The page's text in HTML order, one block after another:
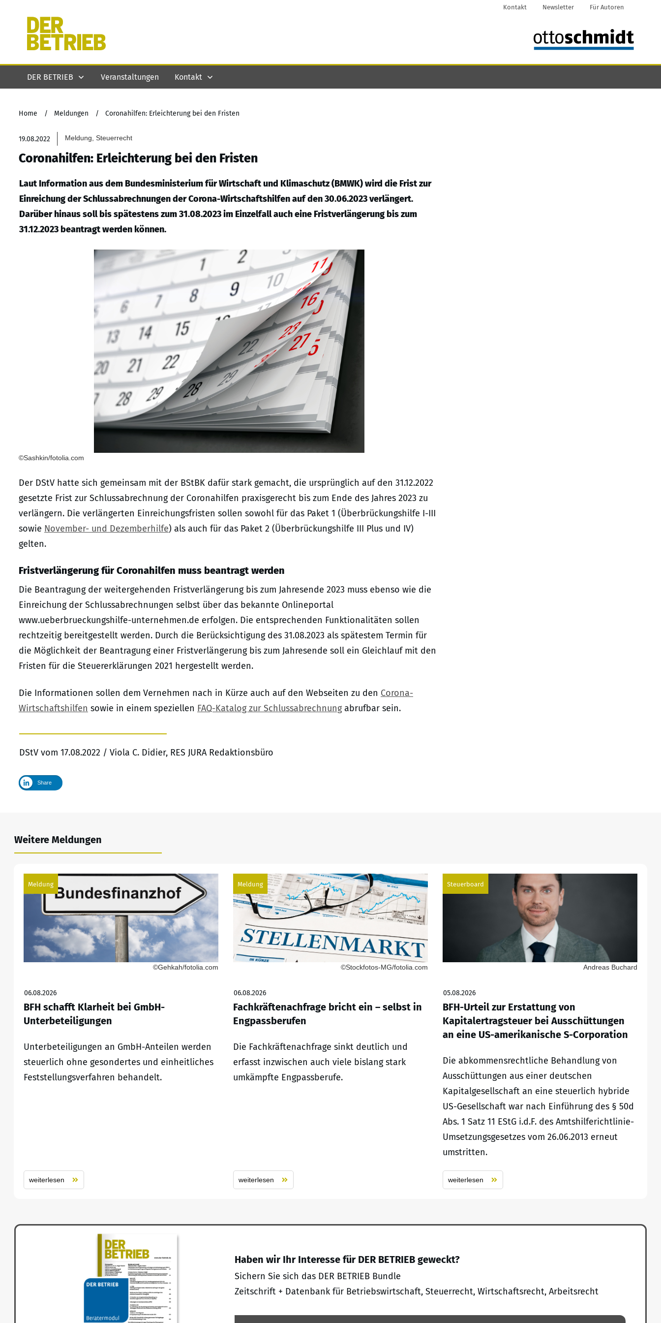
Kontakt Newsletter Für Autoren
DER BETRIEB Veranstaltungen Kontakt
Home / Meldungen / Coronahilfen: Erleichterung bei den Fristen
19.08.2022 Meldung, Steuerrecht
Coronahilfen: Erleichterung bei den Fristen
Laut Information aus dem Bundesministerium für Wirtschaft und Klimaschutz (BMWK) wird die Frist zur
Einreichung der Schlussabrechnungen der Corona-Wirtschaftshilfen auf den 30.06.2023 verlängert.
Darüber hinaus soll bis spätestens zum 31.08.2023 im Einzelfall auch eine Fristverlängerung bis zum
31.12.2023 beantragt werden können.
©Sashkin/fotolia.com
Der DStV hatte sich gemeinsam mit der BStBK dafür stark gemacht, die ursprünglich auf den 31.12.2022
gesetzte Frist zur Schlussabrechnung der Coronahilfen praxisgerecht bis zum Ende des Jahres 2023 zu
verlängern. Die verlängerten Einreichungsfristen sollen sowohl für das Paket 1 (Überbrückungshilfe I-III
sowie November- und Dezemberhilfe) als auch für das Paket 2 (Überbrückungshilfe III Plus und IV)
gelten.
Fristverlängerung für Coronahilfen muss beantragt werden
Die Beantragung der weitergehenden Fristverlängerung bis zum Jahresende 2023 muss ebenso wie die
Einreichung der Schlussabrechnungen selbst über das bekannte Onlineportal
www.ueberbrueckungshilfe-unternehmen.de erfolgen. Die entsprechenden Funktionalitäten sollen
rechtzeitig bereitgestellt werden. Durch die Berücksichtigung des 31.08.2023 als spätestem Termin für
die Möglichkeit der Beantragung einer Fristverlängerung bis zum Jahresende soll ein Gleichlauf mit den
Fristen für die Steuererklärungen 2021 hergestellt werden.
Die Informationen sollen dem Vernehmen nach in Kürze auch auf den Webseiten zu den Corona-
Wirtschaftshilfen sowie in einem speziellen FAQ-Katalog zur Schlussabrechnungabrufbar sein.
DStV vom 17.08.2022 / Viola C. Didier, RES JURA Redaktionsbüro
Share
Weitere Meldungen
Meldung
©Gehkah/fotolia.com
06.08.2026
BFH schafft Klarheit bei GmbH-
Unterbeteiligungen
Unterbeteiligungen an GmbH-Anteilen werden
steuerlich ohne gesondertes und einheitliches
Feststellungsverfahren behandelt.
weiterlesen
Meldung
©Stockfotos-MG/fotolia.com
06.08.2026
Fachkräftenachfrage bricht ein – selbst in
Engpassberufen
Die Fachkräftenachfrage sinkt deutlich und
erfasst inzwischen auch viele bislang stark
umkämpfte Engpassberufe.
weiterlesen
Steuerboard
Andreas Buchard
05.08.2026
BFH-Urteil zur Erstattung von
Kapitalertragsteuer bei Ausschüttungen
an eine US-amerikanische S-Corporation
Die abkommensrechtliche Behandlung von
Ausschüttungen aus einer deutschen
Kapitalgesellschaft an eine steuerlich hybride
US-Gesellschaft war nach Einführung des § 50d
Abs. 1 Satz 11 EStG i.d.F. des Amtshilferichtlinie-
Umsetzungsgesetzes vom 26.06.2013 erneut
umstritten.
weiterlesen
Haben wir Ihr Interesse für DER BETRIEB geweckt?
Sichern Sie sich das DER BETRIEB Bundle
Zeitschrift + Datenbank für Betriebswirtschaft, Steuerrecht, Wirtschaftsrecht, Arbeitsrecht